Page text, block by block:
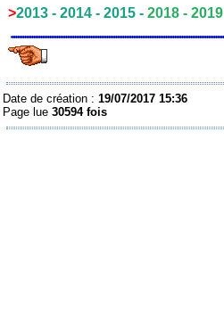
>2013 -2014 -2015 - 2018 - 2019
Date de création :19/07/2017 15:36
Page lue30594 fois